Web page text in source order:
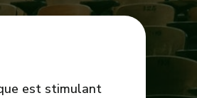
est stimulant